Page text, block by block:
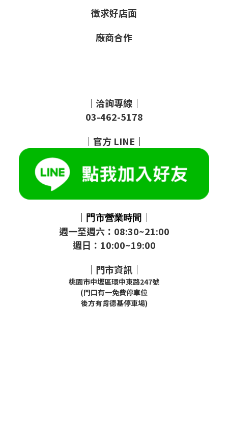
徵求好店面
廠商合作
｜洽詢專線｜
03-462-5178
｜ 官方 LINE ｜
｜ 門市營業時間 ｜
週一至週六：08:30~21:00
週日：10:00~19:00
｜門市資訊｜
桃園市中壢區環中東路247號
(門口有一免費停車位
後方有肯德基停車場)